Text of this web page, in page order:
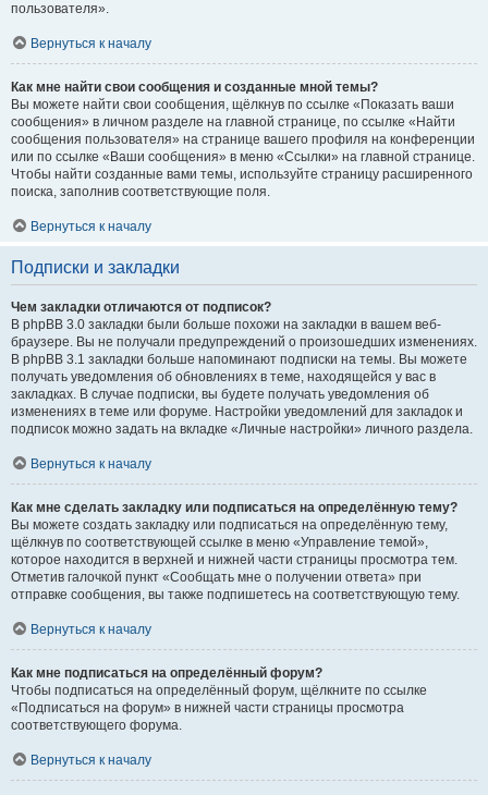
пользователя».
Вернуться к началу
Как мне найти свои сообщения и созданные мной темы?
Вы можете найти свои сообщения, щёлкнув по ссылке «Показать ваши
сообщения» в личном разделе на главной странице, по ссылке «Найти
сообщения пользователя» на странице вашего профиля на конференции
или по ссылке «Ваши сообщения» в меню «Ссылки» на главной странице.
Чтобы найти созданные вами темы, используйте страницу расширенного
поиска, заполнив соответствующие поля.
Вернуться к началу
Подписки и закладки
Чем закладки отличаются от подписок?
В phpBB 3.0 закладки были больше похожи на закладки в вашем веб-
браузере. Вы не получали предупреждений о произошедших изменениях.
В phpBB 3.1 закладки больше напоминают подписки на темы. Вы можете
получать уведомления об обновлениях в теме, находящейся у вас в
закладках. В случае подписки, вы будете получать уведомления об
изменениях в теме или форуме. Настройки уведомлений для закладок и
подписок можно задать на вкладке «Личные настройки» личного раздела.
Вернуться к началу
Как мне сделать закладку или подписаться на определённую тему?
Вы можете создать закладку или подписаться на определённую тему,
щёлкнув по соответствующей ссылке в меню «Управление темой»,
которое находится в верхней и нижней части страницы просмотра тем.
Отметив галочкой пункт «Сообщать мне о получении ответа» при
отправке сообщения, вы также подпишетесь на соответствующую тему.
Вернуться к началу
Как мне подписаться на определённый форум?
Чтобы подписаться на определённый форум, щёлкните по ссылке
«Подписаться на форум» в нижней части страницы просмотра
соответствующего форума.
Вернуться к началу